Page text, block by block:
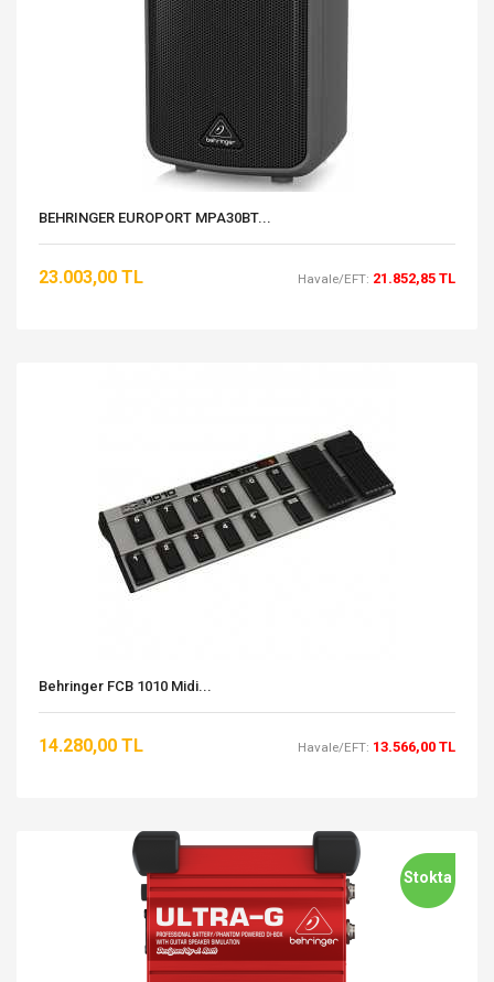
BEHRINGER EUROPORT MPA30BT...
23.003,00 TL Havale/EFT: 21.852,85 TL
Behringer FCB 1010 Midi...
14.280,00 TL Havale/EFT: 13.566,00 TL
Stokta